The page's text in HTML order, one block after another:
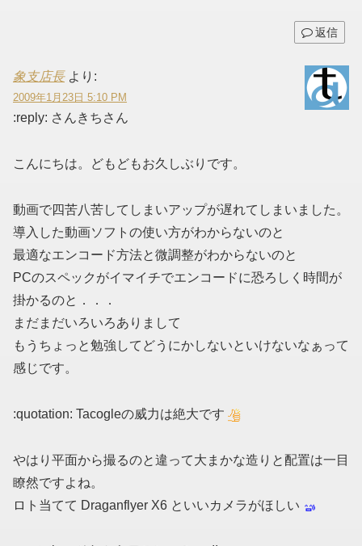
返信
象支店長 より:
2009年1月23日 5:10 PM
:reply: さんきちさん
こんにちは。どもどもお久しぶりです。
動画で四苦八苦してしまいアップが遅れてしまいました。
導入した動画ソフトの使い方がわからないのと
最適なエンコード方法と微調整がわからないのと
PCのスペックがイマイチでエンコードに恐ろしく時間が
掛かるのと．．．
まだまだいろいろありまして
もうちょっと勉強してどうにかしないといけないなぁって
感じです。
:quotation: Tacogleの威力は絶大です
やはり平面から撮るのと違って大まかな造りと配置は一目
瞭然ですよね。
ロト当てて Draganflyer X6 といいカメラがほしい